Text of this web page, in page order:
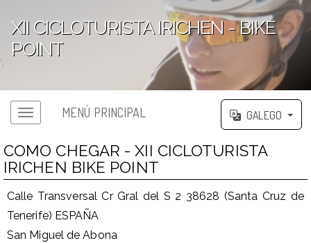
XII CICLOTURISTA IRICHEN - BIKE
POINT
';
MENÚ PRINCIPAL GALEGO
COMO CHEGAR - XII CICLOTURISTA
IRICHEN BIKE POINT
Calle Transversal Cr Gral del S 2 38628 (Santa Cruz de
Tenerife) ESPAÑA
San Miguel de Abona